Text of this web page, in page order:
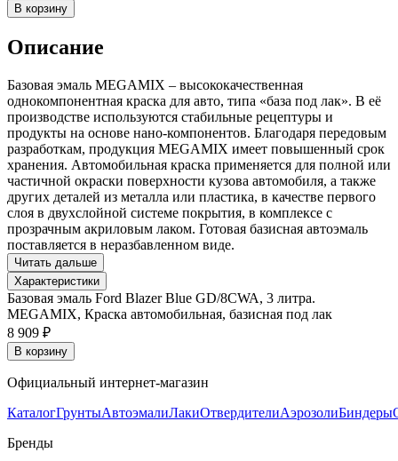
В корзину
Описание
Базовая эмаль MEGAMIX – высококачественная
однокомпонентная краска для авто, типа «база под лак». В её
производстве используются стабильные рецептуры и
продукты на основе нано-компонентов. Благодаря передовым
разработкам, продукция MEGAMIX имеет повышенный срок
хранения. Автомобильная краска применяется для полной или
частичной окраски поверхности кузова автомобиля, а также
других деталей из металла или пластика, в качестве первого
слоя в двухслойной системе покрытия, в комплексе с
прозрачным акриловым лаком. Готовая базисная автоэмаль
поставляется в неразбавленном виде.
Читать дальше
Характеристики
Базовая эмаль Ford Blazer Blue GD/8CWA, 3 литра.
MEGAMIX, Краска автомобильная, базисная под лак
8 909 ₽
В корзину
Официальный интернет-магазин
КаталогГрунтыАвтоэмалиЛакиОтвердителиАэрозолиБиндеры
Бренды